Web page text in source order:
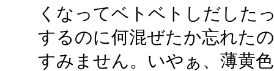
くなってベトベトしだした
するのに何混ぜたか忘れた
すみません。いやぁ、薄黄